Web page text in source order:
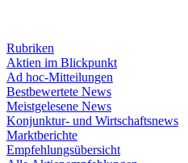
Rubriken
Aktien im Blickpunkt
Ad hoc-Mitteilungen
Bestbewertete News
Meistgelesene News
Konjunktur- und Wirtschaftsnews
Marktberichte
Empfehlungsübersicht